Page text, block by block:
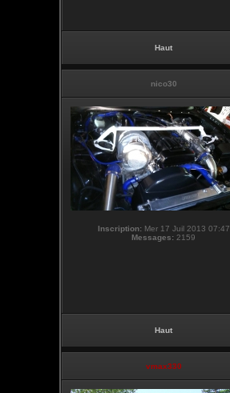
Haut
nico30
Inscription:Mer 17 Juil 2013 07:47
Messages: 2159
Haut
vmax330